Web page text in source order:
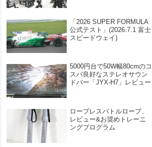
「2026 SUPER FORMULA
公式テスト」(2026.7.1 富士
スピードウェイ)
5000円台で50W幅80cmのコ
スパ良好なステレオサウン
ドバー「JYX-H7」レビュー
ロープレスバトルロープ、
レビュー&お奨めトレーニ
ングプログラム